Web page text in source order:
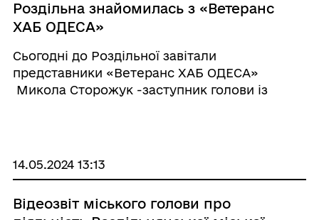
Роздільна знайомилась з «Ветеранс
ХАБ ОДЕСА»
Сьогодні до Роздільної завітали
представники «Ветеранс ХАБ ОДЕСА»
Микола Сторожук -заступник голови із
14.05.2024 13:13
Відеозвіт міського голови про